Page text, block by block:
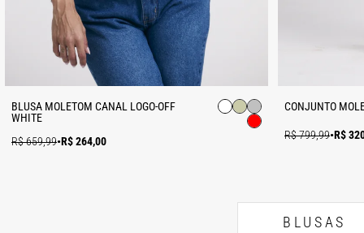
BLUSA MOLETOM CANAL LOGO-OFF
WHITE
R$ 659,99•R$ 264,00
CONJUNTO
R$ 799,99•R$
BLUSAS